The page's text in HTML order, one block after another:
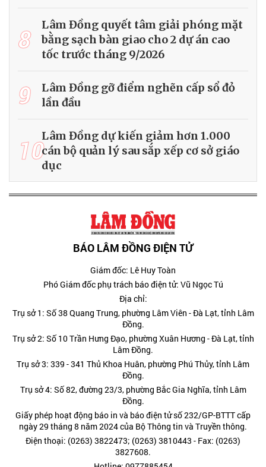
8
Lâm Đồng quyết tâm giải phóng mặt
bằng sạch bàn giao cho 2 dự án cao
tốc trước tháng 9/2026
9
Lâm Đồng gỡ điểm nghẽn cấp sổ đỏ
lần đầu
10Lâm Đồng dự kiến giảm hơn 1.000
cán bộ quản lý sau sắp xếp cơ sở giáo
dục
BÁO LÂM ĐỒNG ĐIỆN TỬ
Giám đốc: Lê Huy Toàn
Phó Giám đốc phụ trách báo điện tử: Vũ Ngọc Tú
Địa chỉ:
Trụ sở 1: Số 38 Quang Trung, phường Lâm Viên - Đà Lạt, tỉnh Lâm
Đồng.
Trụ sở 2: Số 10 Trần Hưng Đạo, phường Xuân Hương - Đà Lạt, tỉnh
Lâm Đồng.
Trụ sở 3: 339 - 341 Thủ Khoa Huân, phường Phú Thủy, tỉnh Lâm
Đồng.
Trụ sở 4: Số 82, đường 23/3, phường Bắc Gia Nghĩa, tỉnh Lâm
Đồng.
Giấy phép hoạt động báo in và báo điện tử số 232/GP-BTTT cấp
ngày 29 tháng 8 năm 2024 của Bộ Thông tin và Truyền thông.
Điện thoại: (0263) 3822473; (0263) 3810443 - Fax: (0263)
3827608.